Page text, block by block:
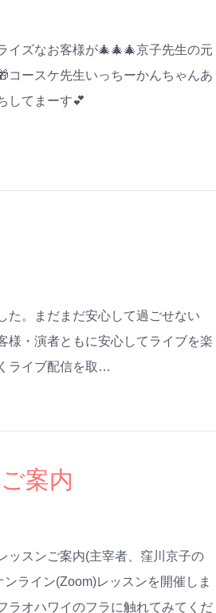
イズなお客様が🎄🎄🎄京子先生の元
コースケ先生いっちーかんちゃんあ
してまーす💕
た。まだまだ安心して過ごせない
様・演者ともに安心してライブを楽
ライブ配信を取…
案内
ッスンご案内(主宰者、窪川京子の
ライン(Zoom)レッスンを開催しま
ラオハワイのフラに触れてみてくだ